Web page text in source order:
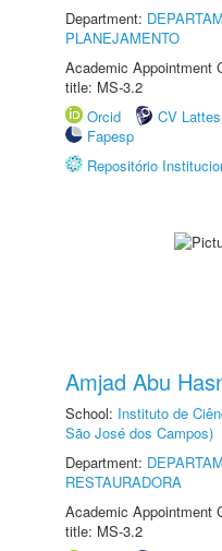
Department:
PLANEJAMENTO
Academic Appointment
title: MS-3.2
Orcid
CV Lattes
Fapesp
Repositório
Amjad Abu
School: Instituto de
São José dos Campos)
Department:
RESTAURADORA
Academic Appointment
title: MS-3.2